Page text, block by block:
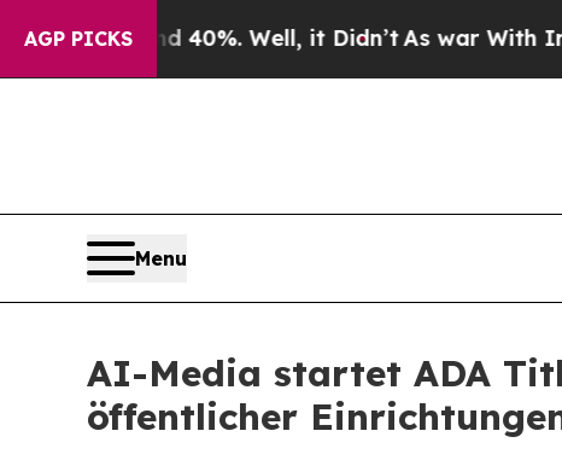
AGP PICKS40%. Well, it Didn’t As war With Iran
Menu
AI-Media startet ADA
öffentlicher